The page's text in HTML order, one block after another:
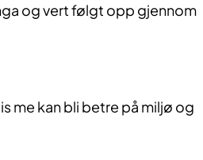
og vert følgt opp gjennom
me kan bli betre på miljø og